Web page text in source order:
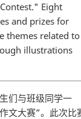
Eight
and prizes for
themes related to
illustrations
们与班级同学一
文大赛”。此次比